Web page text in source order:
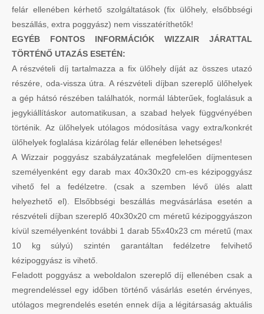
felár ellenében kérhető szolgáltatások (fix ülőhely, elsőbbségi
beszállás, extra poggyász) nem visszatéríthetők!
EGYÉB FONTOS INFORMÁCIÓK WIZZAIR JÁRATTAL
TÖRTÉNŐ UTAZÁS ESETÉN:
A részvételi díj tartalmazza a fix ülőhely díját az összes utazó
részére, oda-vissza útra. A részvételi díjban szereplő ülőhelyek
a gép hátsó részében találhatók, normál lábterűek, foglalásuk a
jegykiállításkor automatikusan, a szabad helyek függvényében
történik. Az ülőhelyek utólagos módosítása vagy extra/konkrét
ülőhelyek foglalása kizárólag felár ellenében lehetséges!
A Wizzair poggyász szabályzatának megfelelően díjmentesen
személyenként egy darab max 40x30x20 cm-es kézipoggyász
vihető fel a fedélzetre. (csak a szemben lévő ülés alatt
helyezhető el). Elsőbbségi beszállás megvásárlása esetén a
részvételi díjban szereplő 40x30x20 cm méretű kézipoggyászon
kívül személyenként további 1 darab 55x40x23 cm méretű (max
10 kg súlyú) szintén garantáltan fedélzetre felvihető
kézipoggyász is vihető.
Feladott poggyász a weboldalon szereplő díj ellenében csak a
megrendeléssel egy időben történő vásárlás esetén érvényes,
utólagos megrendelés esetén ennek díja a légitársaság aktuális